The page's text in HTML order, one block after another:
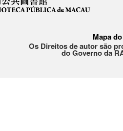
Mapa
Os Direitos de autor são
do Governo da